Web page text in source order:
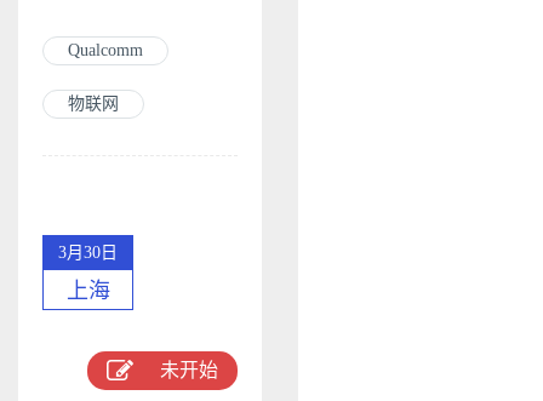
Qualcomm
物联网
3月30日
上海
未开始